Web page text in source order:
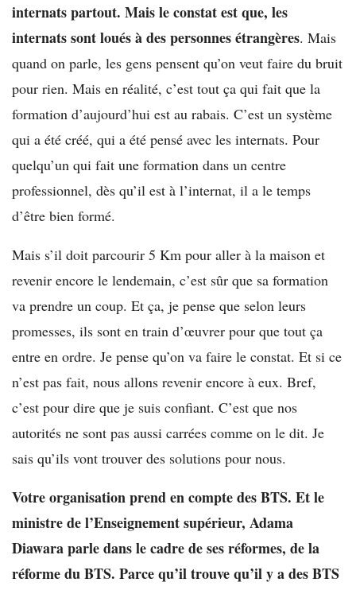
internats partout. Mais le constat est que, les
internats sont loués à des personnes étrangères. Mais
quand on parle, les gens pensent qu’on veut faire du bruit
pour rien. Mais en réalité, c’est tout ça qui fait que la
formation d’aujourd’hui est au rabais. C’est un système
qui a été créé, qui a été pensé avec les internats. Pour
quelqu’un qui fait une formation dans un centre
professionnel, dès qu’il est à l’internat, il a le temps
d’être bien formé.
Mais s’il doit parcourir 5 Km pour aller à la maison et
revenir encore le lendemain, c’est sûr que sa formation
va prendre un coup. Et ça, je pense que selon leurs
promesses, ils sont en train d’œuvrer pour que tout ça
entre en ordre. Je pense qu’on va faire le constat. Et si ce
n’est pas fait, nous allons revenir encore à eux. Bref,
c’est pour dire que je suis confiant. C’est que nos
autorités ne sont pas aussi carrées comme on le dit. Je
sais qu’ils vont trouver des solutions pour nous.
Votre organisation prend en compte des BTS. Et le
ministre de l’Enseignement supérieur, Adama
Diawara parle dans le cadre de ses réformes, de la
réforme du BTS. Parce qu’il trouve qu’il y a des BTS